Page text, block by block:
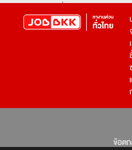
หางาน ท่องเที่ยว
หางาน จัดซื้อ
หางาน เจ้าหน้าที่รักษาความปลอดภัย
โปรแกรมเมอร์
ข้อตก